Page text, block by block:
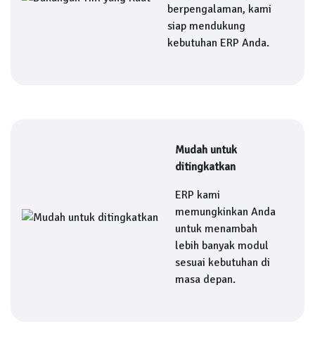
berpengalaman, kami
siap mendukung
kebutuhan ERP Anda.
Mudah untuk
ditingkatkan
ERP kami
memungkinkan Anda
untuk menambah
lebih banyak modul
sesuai kebutuhan di
masa depan.